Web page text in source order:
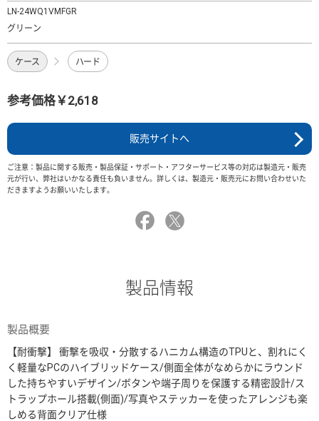
LN-24WQ1VMFGR
グリーン
ケース ハード
参考価格￥2,618
販売サイトへ
ご注意：製品に関する販売・製品保証・サポート・アフターサービス等の対応は製造元・販売
元が行い、弊社はいかなる責任も負いません。詳しくは、製造元・販売元にお問い合わせいた
だきますようお願いいたします。
製品情報
製品概要
【耐衝撃】 衝撃を吸収・分散するハニカム構造のTPUと、割れにく
く軽量なPCのハイブリッドケース/側面全体がなめらかにラウンド
した持ちやすいデザイン/ボタンや端子周りを保護する精密設計/ス
トラップホール搭載(側面)/写真やステッカーを使ったアレンジも楽
しめる背面クリア仕様